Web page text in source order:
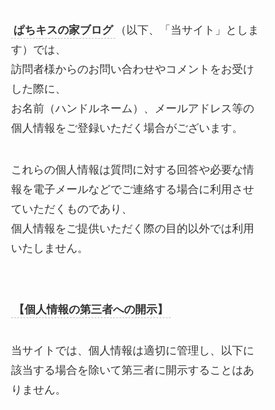
ぱちキスの家ブログ
（以下、「当サイト」としま
す）では、
訪問者様からのお問い合わせやコメントをお受け
した際に、
お名前（ハンドルネーム）、メールアドレス等の
個人情報をご登録いただく場合がございます。
これらの個人情報は質問に対する回答や必要な情
報を電子メールなどでご連絡する場合に利用させ
ていただくものであり、
個人情報をご提供いただく際の目的以外では利用
いたしません。
【個人情報の第三者への開示】
当サイトでは、個人情報は適切に管理し、以下に
該当する場合を除いて第三者に開示することはあ
りません。